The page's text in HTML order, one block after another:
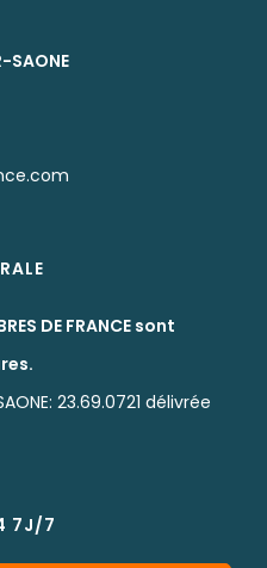
SAONE
DE FRANCE sont
23.69.0721 délivrée
7J/7